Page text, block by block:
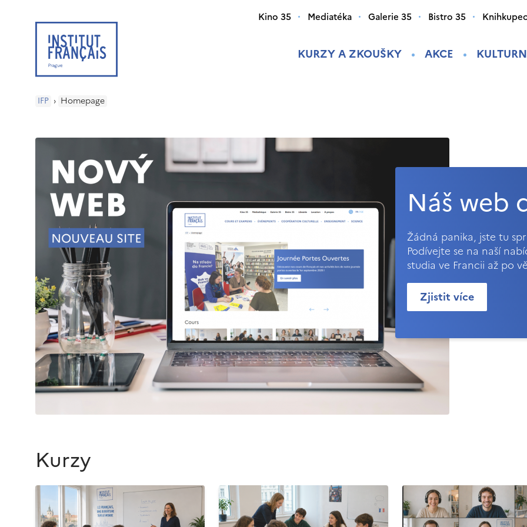
KURZY A ZKOUŠKY AKCE
Kino 35 Mediatéka Galerie 35 Bistro 35
IFP › Homepage
Náš web
Žádná panika, jste tu
Podívejte se na naší
studia ve Francii až po
Zjistit více
Kurzy